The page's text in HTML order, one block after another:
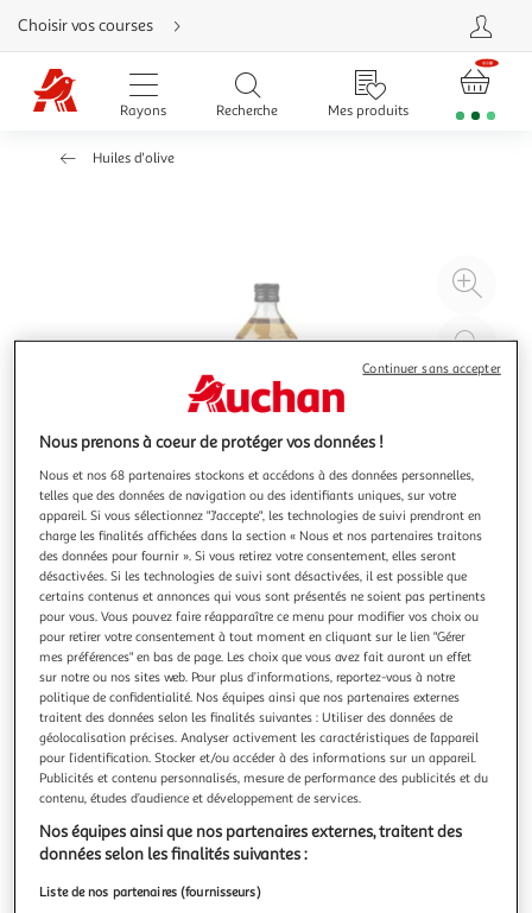
Aller
directement
au
contenu
Aller
directement
Aller
Choisir vos courses
Rayons Recherche Mes produits
Huiles d'olive
à
Nos clients adorentVoir conditions
4.6 (12)
AUCHAN
Huile d'olive vierge extra délicate origine Espagne
En savoir +
Vous voulez connaître le prix de ce produit ?
Afficher le prix
Nous prenons à coeur de protéger vos données !
Nous et nos 68 partenaires stockons et accédons à des données personnelles,
telles que des données de navigation ou des identifiants uniques, sur votre
appareil. Si vous sélectionnez "J'accepte", les technologies de suivi prendront en
charge les finalités affichées dans la section « Nous et nos partenaires traitons
des données pour fournir ». Si vous retirez votre consentement, elles seront
désactivées. Si les technologies de suivi sont désactivées, il est possible que
certains contenus et annonces qui vous sont présentés ne soient pas pertinents
pour vous. Vous pouvez faire réapparaître ce menu pour modifier vos choix ou
pour retirer votre consentement à tout moment en cliquant sur le lien "Gérer
mes préférences" en bas de page. Les choix que vous avez fait auront un effet
sur notre ou nos sites web. Pour plus d’informations, reportez-vous à notre
politique de confidentialité. Nos équipes ainsi que nos partenaires externes
traitent des données selon les finalités suivantes : Utiliser des données de
géolocalisation précises. Analyser activement les caractéristiques de l’appareil
pour l’identification. Stocker et/ou accéder à des informations sur un appareil.
Publicités et contenu personnalisés, mesure de performance des publicités et du
contenu, études d’audience et développement de services.
Nos équipes ainsi que nos partenaires externes, traitent des
données selon les finalités suivantes :
Liste de nos partenaires (fournisseurs)
Continuer sans accepter